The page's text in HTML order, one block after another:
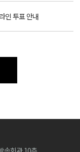
인 투표 안내